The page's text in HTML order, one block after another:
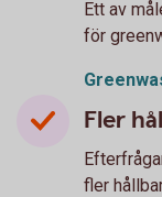
Ett av
för
Fler
fler